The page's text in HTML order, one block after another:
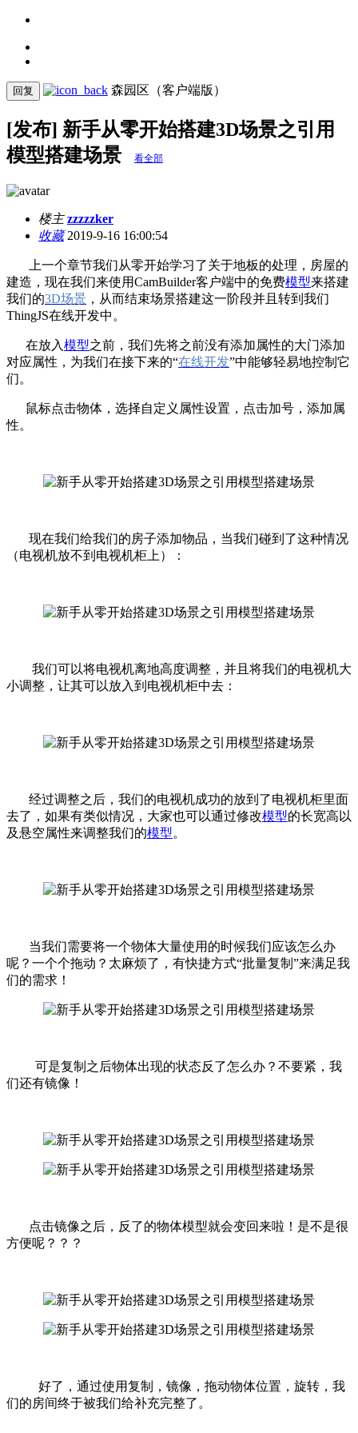
回复 森园区（客户端版）
[发布] 新手从零开始搭建3D场景之引用
模型搭建场景
看全部
楼主 zzzzzker
收藏2019-9-16 16:00:54
上一个章节我们从零开始学习了关于地板的处理，房屋的
建造，现在我们来使用CamBuilder客户端中的免费模型来搭建
我们的3D场景 ，从而结束场景搭建这一阶段并且转到我们
ThingJS在线开发中。
在放入模型之前，我们先将之前没有添加属性的大门添加
对应属性，为我们在接下来的“在线开发”中能够轻易地控制它
们。
鼠标点击物体，选择自定义属性设置，点击加号，添加属
性。
现在我们给我们的房子添加物品，当我们碰到了这种情况
（电视机放不到电视机柜上）：
我们可以将电视机离地高度调整，并且将我们的电视机大
小调整，让其可以放入到电视机柜中去：
经过调整之后，我们的电视机成功的放到了电视机柜里面
去了，如果有类似情况，大家也可以通过修改模型的长宽高以
及悬空属性来调整我们的模型。
当我们需要将一个物体大量使用的时候我们应该怎么办
呢？一个个拖动？太麻烦了，有快捷方式“批量复制”来满足我
们的需求！
可是复制之后物体出现的状态反了怎么办？不要紧，我
们还有镜像！
点击镜像之后，反了的物体模型就会变回来啦！是不是很
方便呢？？？
好了，通过使用复制，镜像，拖动物体位置，旋转，我
们的房间终于被我们给补充完整了。